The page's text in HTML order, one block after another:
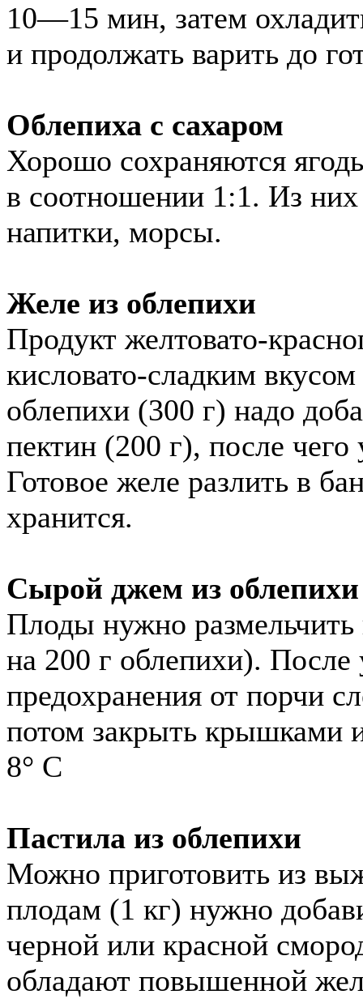
10—15 мин, затем
и продолжать варить до
Облепиха с сахаром
Хорошо сохраняются
в соотношении 1:1. Из
напитки, морсы.
Желе из облепихи
Продукт желтовато-
кисловато-сладким
облепихи (300 г) надо
пектин (200 г), после
Готовое желе разлить в
хранится.
Сырой джем из облепихи
Плоды нужно
на 200 г облепихи). После
предохранения от порчи
потом закрыть крышками
8° С
Пастила из облепихи
Можно приготовить из
плодам (1 кг) нужно
черной или красной
обладают повышенной